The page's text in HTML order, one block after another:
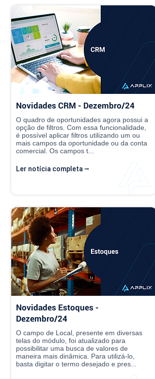
Novidades CRM - Dezembro/24
O quadro de oportunidades agora possui a
opção de filtros. Com essa funcionalidade,
é possível aplicar filtros utilizando um ou
mais campos da oportunidade ou da conta
comercial. Os campos t...
Ler notícia completa ⭢
Novidades Estoques -
Dezembro/24
O campo de Local, presente em diversas
telas do módulo, foi atualizado para
possibilitar uma busca de valores de
maneira mais dinâmica. Para utilizá-lo,
basta digitar o termo desejado e pres...